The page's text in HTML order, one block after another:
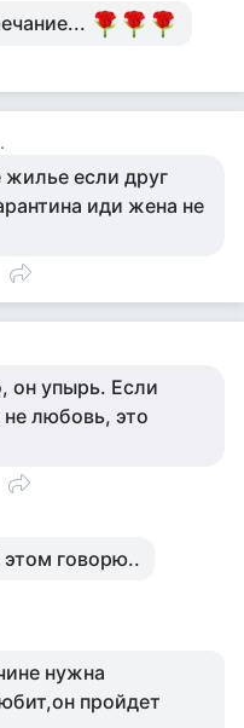
жилье если друг
иди жена не
он упырь. Если
не любовь, это
говорю..
нужна
пройдет